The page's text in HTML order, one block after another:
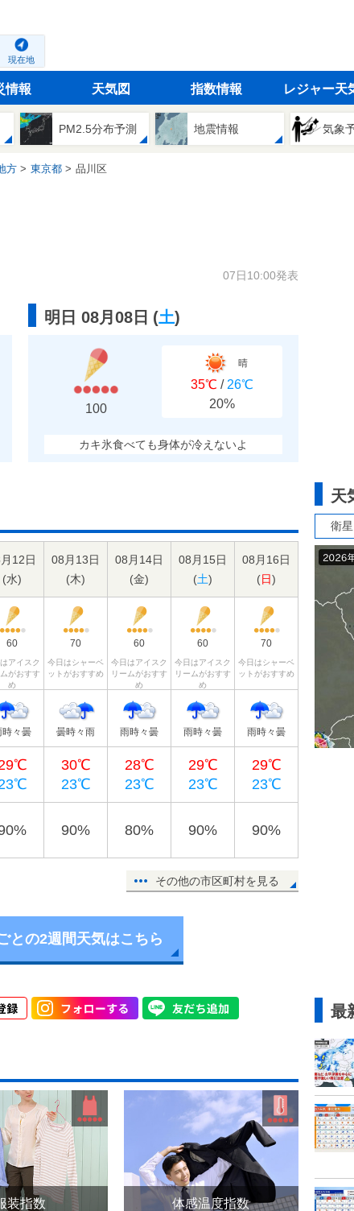
現在地
情報 天気図 指数情報 レジャー天
PM2.5分布予測 地震情報 気象
方 東京都 品川区
07日10:00発表
明日 08月08日 (土)
100
晴
35℃ / 26℃
20%
カキ氷食べても身体が冷えないよ
12日
(水)
08月13日
(木)
08月14日
(金)
08月15日
(土)
08月16日
(日)
60
アイスク
がおすす
め
70
今日はシャーベ
ットがおすすめ
60
今日はアイスク
リームがおすす
め
60
今日はアイスク
リームがおすす
め
70
今日はシャーベ
ットがおすすめ
時々曇 曇時々雨 雨時々曇 雨時々曇 雨時々曇
30℃
23℃
28℃
23℃
29℃
23℃
29℃
23℃
90% 80% 90% 90%
その他の市区町村を見る
との2週間天気はこちら
装指数 体感温度指数
天
衛星
最